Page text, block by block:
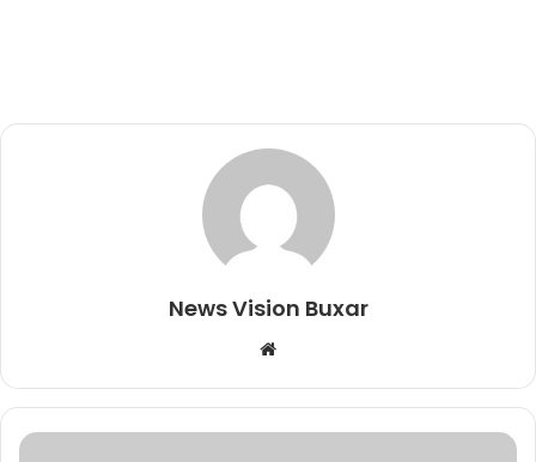
News Vision Buxar
b
s